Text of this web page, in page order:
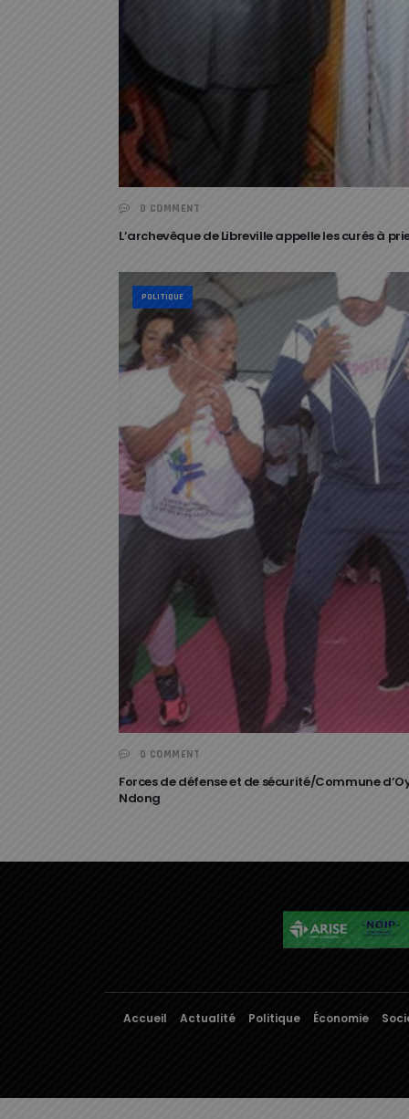
0 COMMENT
L’archevêque de Libreville appelle les curés à
POLITIQUE
0 COMMENT
Forces de défense et de sécurité/Commune
Ndong
Accueil Actualité Politique Économie